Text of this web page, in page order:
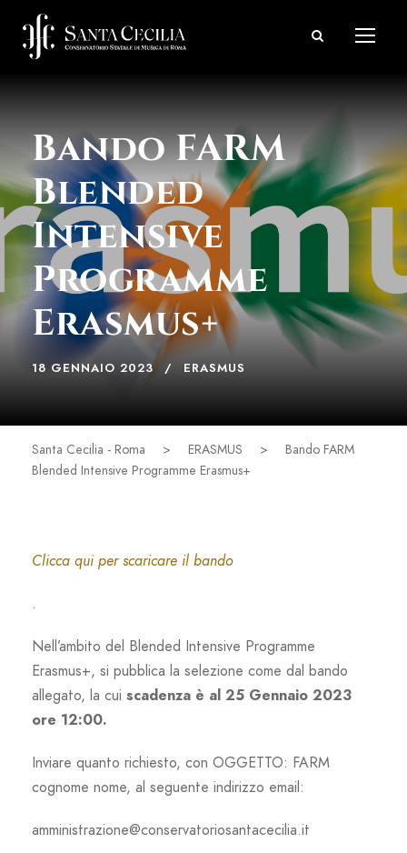
Bando FARM
Blended
Intensive
Programme
Erasmus+
18 GENNAIO 2023 ERASMUS
Santa Cecilia - Roma > ERASMUS >
Bando FARM
Blended Intensive Programme Erasmus+
Clicca qui per scaricare il bando
.
Nell’ambito del Blended Intensive Programme
Erasmus+, si pubblica la selezione come dal bando
allegato, la cui scadenza è al 25 Gennaio 2023
ore 12:00.
Inviare quanto richiesto, con OGGETTO: FARM
cognome nome, al seguente indirizzo email:
amministrazione@conservatoriosantacecilia.it